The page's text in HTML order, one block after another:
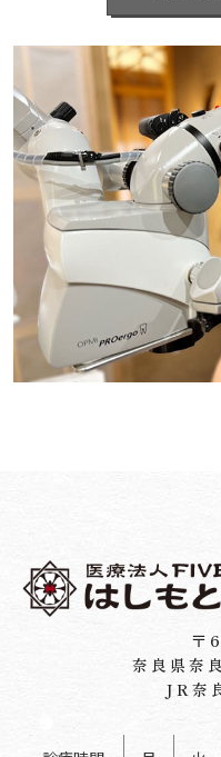
〒
奈良県奈
JR奈